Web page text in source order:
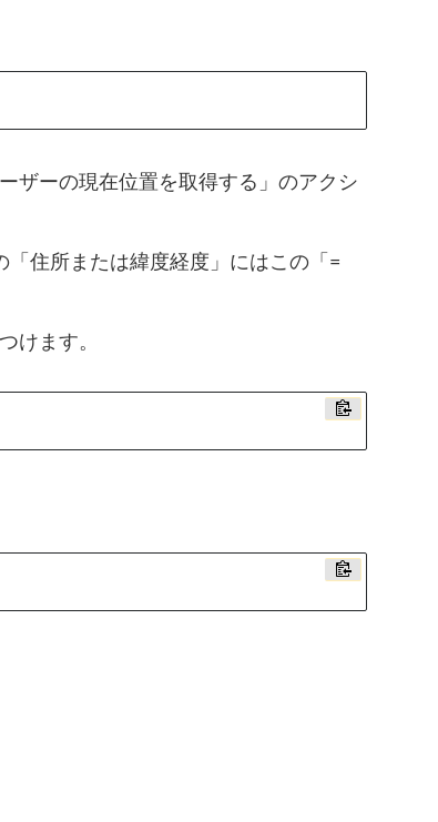
ザーの現在位置を取得する」のアクシ
「住所または緯度経度」にはこの「=
けます。